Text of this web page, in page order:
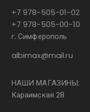
+7 978-505-01-02
+7 978-505-00-10
г. Симферополь
albimax@mail.ru
НАШИ МАГАЗИНЫ:
Караимская 28